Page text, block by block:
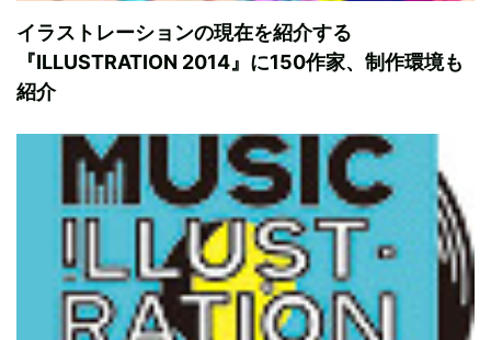
イラストレーションの現在を紹介する
『ILLUSTRATION 2014』に150作家、制作環境も
紹介